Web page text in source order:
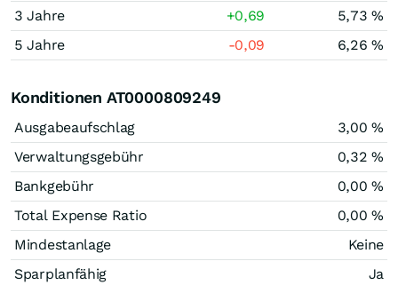
3 Jahre
+0,69
5,73 %
5 Jahre
-0,09 6,26 %
Konditionen AT0000809249
Ausgabeaufschlag
3,00 %
Verwaltungsgebühr
0,32 %
Bankgebühr
0,00 %
Total Expense Ratio
0,00 %
Mindestanlage
Keine
Sparplanfähig
Ja